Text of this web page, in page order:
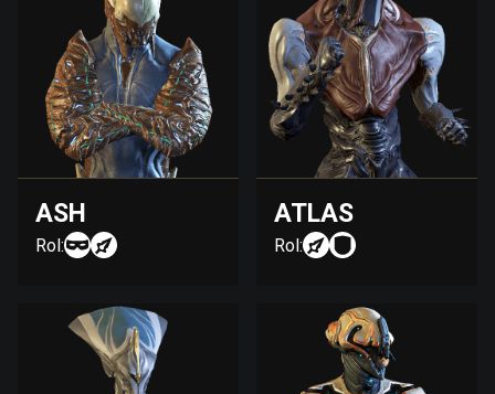
ASH
Rol:
ATLAS
Rol: